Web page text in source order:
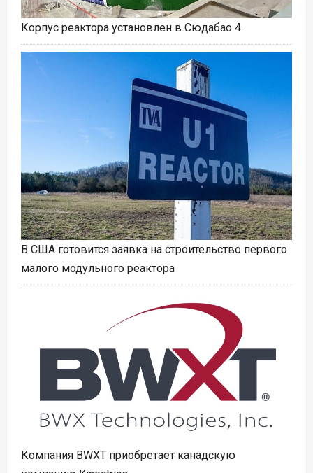
Корпус реактора установлен в Сюдабао 4
В США готовится заявка на строительство первого
малого модульного реактора
Компания BWXT приобретает канадскую